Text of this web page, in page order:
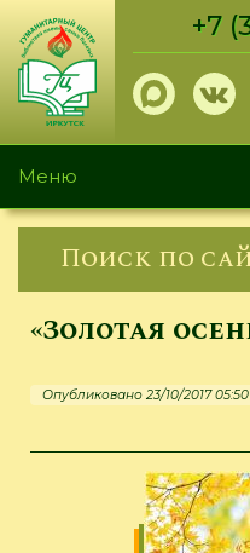
Перейти
основному
содержанию
+7
Меню
Поиск по
«Золотая
Опубликовано 23/10/2017 05:50